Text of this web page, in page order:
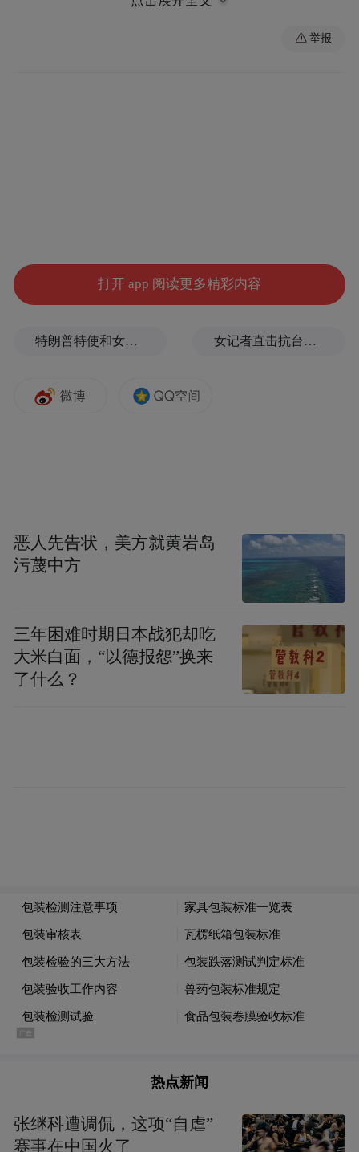
顺着崖壁往上攀爬，一直攀缘到崖顶，层层
了历史。院子里有巨大的老树，树上结满果
这个时候，我觉得内心的时间密码慢慢被解
远古的南佐先民，他们最先住在简单的草棚
里，地面上撒下一层白灰，祛除湿气和蚊
虫。后来用简单的工具凿开窑洞，搬迁到窑
洞里，依旧撒下一层白灰，钻木取火，炙烤
捕获的野羊。几千年过去了，南佐人撒下的
那层薄薄的白灰层留下来了，烧过的木炭留
蓝天，黄土地，青绿的庄稼地，哗啦啦流淌
的河水，田野里劳作的农人，树木葱茏的村
庄，一两声犬吠鸡鸣，让人觉得行走在汉乐
府的意境里，一边唱歌，一边收获。
（甘肃日报）
“特别声明：以上作品内容(包括在内的视频、图片或音
频)为凤凰网旗下自媒体平台“大风号”用户上传并发
布，本平台仅提供信息存储空间服务。
举报
打开 app 阅读更多精彩内容
特朗普特使和女婿近日或访问俄乌 女记者直击抗台风一线，被吹得站不住
恶人先告状，美方就黄岩岛
污蔑中方
三年困难时期日本战犯却吃
大米白面，“以德报怨”换来
了什么？
热点新闻
张继科遭调侃，这项“自虐”
赛事在中国火了